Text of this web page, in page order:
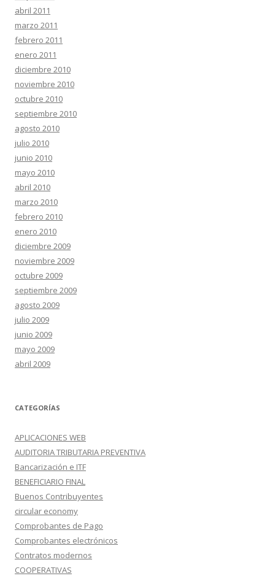
abril 2011
marzo 2011
febrero 2011
enero 2011
diciembre 2010
noviembre 2010
octubre 2010
septiembre 2010
agosto 2010
julio 2010
junio 2010
mayo 2010
abril 2010
marzo 2010
febrero 2010
enero 2010
diciembre 2009
noviembre 2009
octubre 2009
septiembre 2009
agosto 2009
julio 2009
junio 2009
mayo 2009
abril 2009
CATEGORÍAS
APLICACIONES WEB
AUDITORIA TRIBUTARIA PREVENTIVA
Bancarización e ITF
BENEFICIARIO FINAL
Buenos Contribuyentes
circular economy
Comprobantes de Pago
Comprobantes electrónicos
Contratos modernos
COOPERATIVAS